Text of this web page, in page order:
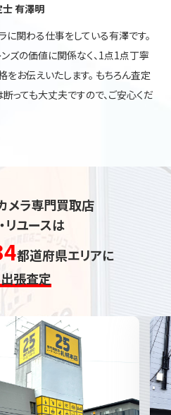
有澤明
に関わる仕事をしている有澤です。
ズの価値に関係なく、1点1点丁寧
お伝えいたします。 もちろん査定
っても大丈夫ですので、ご安心くだ
メラ専門買取店
リユースは
都道府県エリアに
張査定